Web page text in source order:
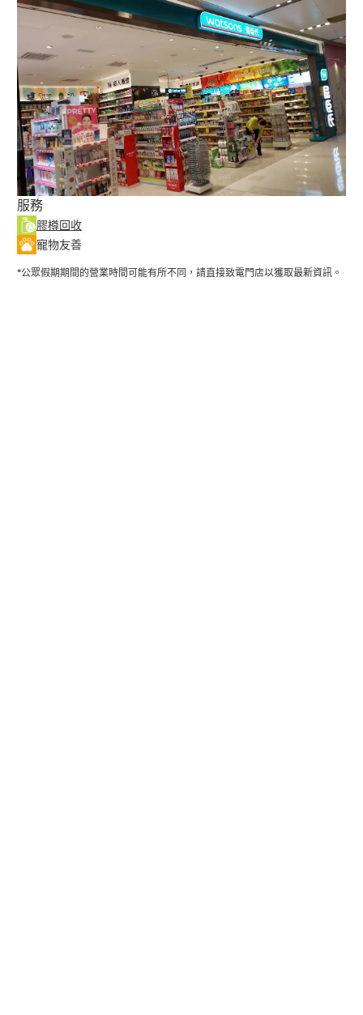
服務
膠樽回收
寵物友善
*公眾假期期間的營業時間可能有所不同，請直接致電門店以獲取最新資訊。